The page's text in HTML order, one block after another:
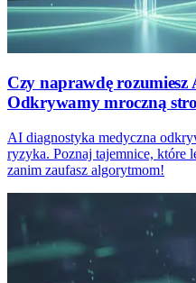
Czy naprawdę rozumiesz
Odkrywamy mroczną
AI diagnostyka medyczna
ryzyka. Poznaj tajemnice, które
zanim zaufasz algorytmom!